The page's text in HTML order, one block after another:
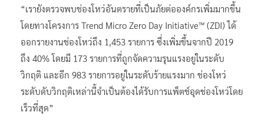
“เรายังตรวจพบช่องโหว่อันตรายที่เป็นภัยต่อองค์กรเพิ่มมากขึ้น
โดยทางโครงการ Trend Micro Zero Day Initiative™ (ZDI) ได้
ออกรายงานช่องโหว่ถึง 1,453 รายการ ซึ่งเพิ่มขึ้นจากปี 2019
ถึง 40% โดยมี 173 รายการที่ถูกจัดความรุนแรงอยู่ในระดับ
วิกฤติ และอีก 983 รายการอยู่ในระดับร้ายแรงมาก ช่องโหว่
ระดับดับวิกฤติเหล่านี้จำเป็นต้องได้รับการแพ็ตช์อุดช่องโหว่โดย
เร็วที่สุด”